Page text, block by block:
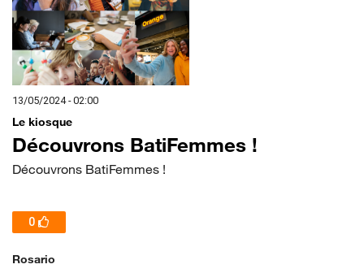
13/05/2024 - 02:00
Le kiosque
Découvrons BatiFemmes !
Découvrons BatiFemmes !
0
Rosario